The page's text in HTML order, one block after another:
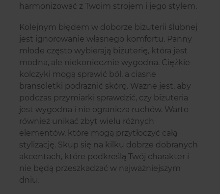
harmonizować z Twoim strojem i jego stylem.
Kolejnym błędem w doborze biżuterii ślubnej
jest ignorowanie własnego komfortu. Panny
młode często wybierają biżuterię, która jest
modna, ale niekoniecznie wygodna. Ciężkie
kolczyki mogą sprawić ból, a ciasne
bransoletki podrażnić skórę. Ważne jest, aby
podczas przymiarki sprawdzić, czy biżuteria
jest wygodna i nie ogranicza ruchów. Warto
również unikać zbyt wielu różnych
elementów, które mogą przytłoczyć całą
stylizację. Skup się na kilku dobrze dobranych
akcentach, które podkreślą Twój charakter i
nie będą przeszkadzać w najważniejszym
dniu.